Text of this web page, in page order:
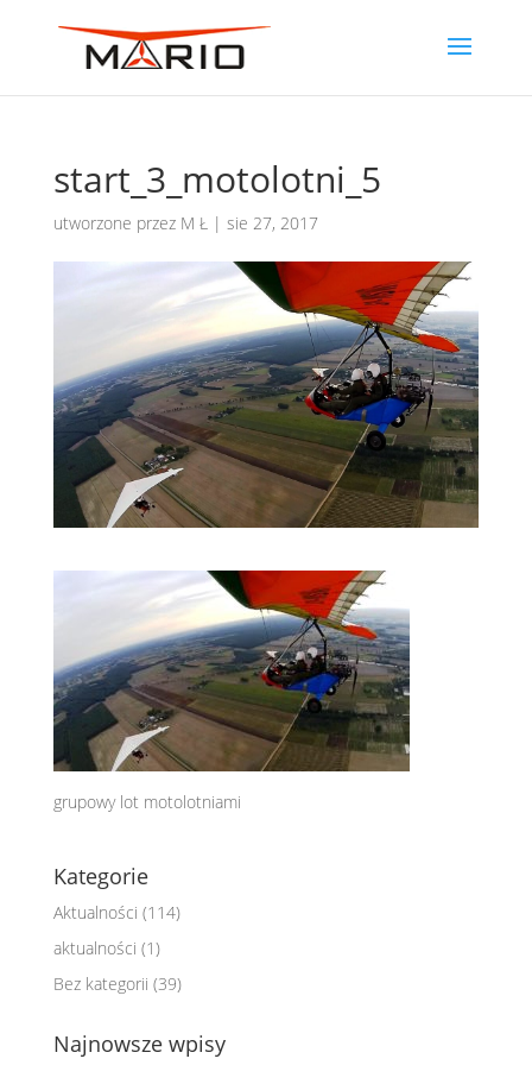
start_3_motolotni_5
utworzone przez M Ł| sie 27, 2017
grupowy lot motolotniami
Kategorie
Aktualności (114)
aktualności (1)
Bez kategorii (39)
Najnowsze wpisy